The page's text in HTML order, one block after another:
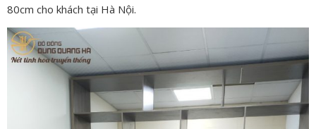
80cm cho khách tại Hà Nội.